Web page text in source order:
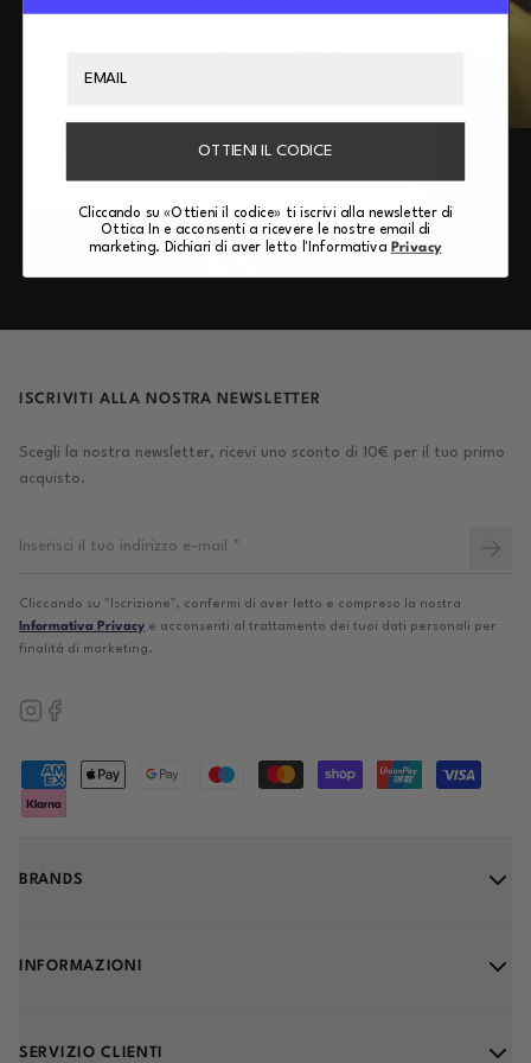
NEW
ISCRIVITI ALLA NOSTRA NEWSLETTER
Scegli la nostra newsletter, ricevi uno sconto di 10€ per il tuo primo
acquisto.
Cliccando su "Iscrizione", confermi di aver letto e compreso la nostra
Informativa Privacy e acconsenti al trattamento dei tuoi dati personali per
finalità di marketing.
Supported payment methods
BRANDS
INFORMAZIONI
SERVIZIO CLIENTI
OTTIENI IL CODICE
Cliccando su «Ottieni il codice» ti iscrivi alla newsletter di
Ottica In e acconsenti a ricevere le nostre email di
marketing. Dichiari di aver letto l'Informativa Privacy